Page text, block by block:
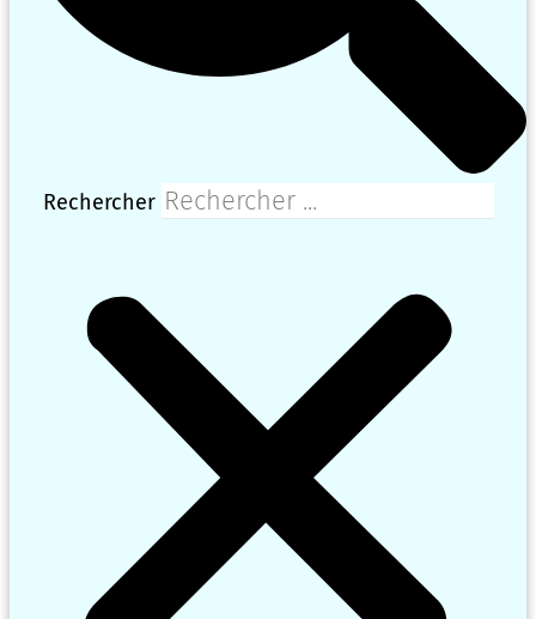
Rechercher